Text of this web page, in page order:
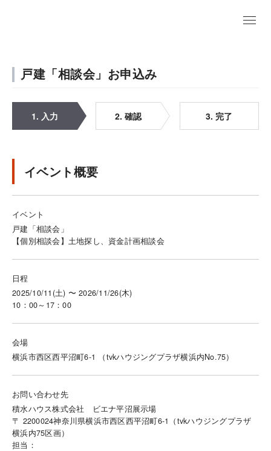
戸建「相談会」お申込み
1. 入力 2. 確認 3. 完了
イベント概要
イベント
戸建「相談会」
【個別相談会】土地探し、資金計画相談会
日程
2025/10/11(土) 〜 2026/11/26(木)
10：00～17：00
会場
横浜市西区西平沼町6-1 （tvkハウジングプラザ横浜内No.75）
お問い合わせ先
積水ハウス株式会社 ビエナ平沼展示場
〒 2200024神奈川県横浜市西区西平沼町6-1（tvkハウジングプラザ
横浜内75区画）
担当：